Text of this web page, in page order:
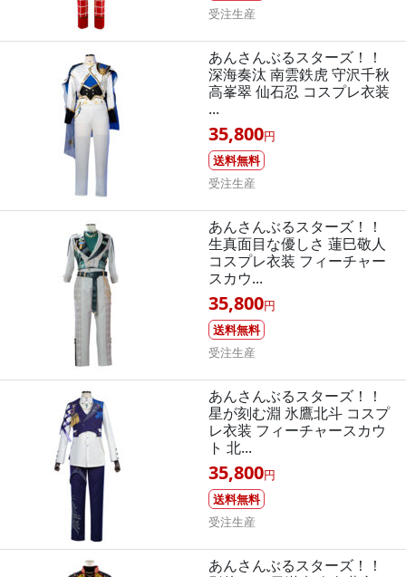
受注生産
あんさんぶるスターズ！！
深海奏汰 南雲鉄虎 守沢千秋
高峯翠 仙石忍 コスプレ衣装
...
35,800円
送料無料
受注生産
あんさんぶるスターズ！！
生真面目な優しさ 蓮巳敬人
コスプレ衣装 フィーチャー
スカウ...
35,800円
送料無料
受注生産
あんさんぶるスターズ！！
星が刻む淵 氷鷹北斗 コスプ
レ衣装 フィーチャースカウ
ト 北...
35,800円
送料無料
受注生産
あんさんぶるスターズ！！